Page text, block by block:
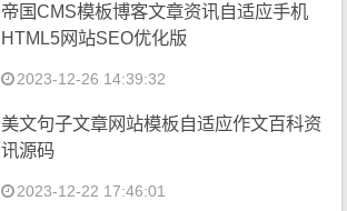
帝国CMS模板博客文章资讯自适应手机
HTML5网站SEO优化版
2023-12-26 14:39:32
美文句子文章网站模板自适应作文百科资
讯源码
2023-12-22 17:46:01